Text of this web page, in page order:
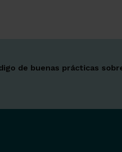
de buenas prácticas